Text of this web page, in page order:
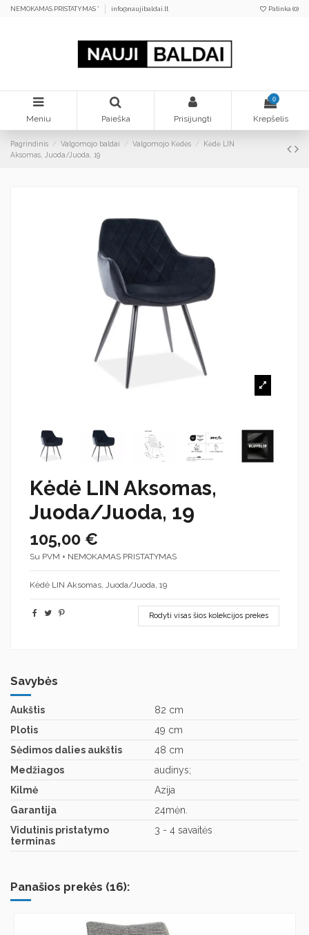
NEMOKAMAS PRISTATYMAS * info@naujibaldai.lt Patinka (0)
Meniu Paieška Prisijungti
0
Krepšelis
Pagrindinis Valgomojo baldai Valgomojo Kėdės
Kėdė LIN
Aksomas, Juoda/Juoda, 19
Kėdė LIN Aksomas,
Juoda/Juoda, 19
105,00 €
Su PVM + NEMOKAMAS PRISTATYMAS
Kėdė LIN Aksomas, Juoda/Juoda, 19
Rodyti visas šios kolekcijos prekes
Savybės
Aukštis
82 cm
Plotis
49 cm
Sėdimos dalies aukštis
48 cm
Medžiagos
audinys;
Kilmė
Azija
Garantija
24mėn.
Vidutinis pristatymo
terminas
3 - 4 savaitės
Panašios prekės (16):